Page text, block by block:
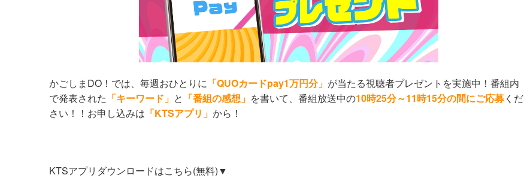
かごしまDO！では、毎週おひとりに 「QUOカードpay1万円分」 が当たる視聴者プレゼントを実施中！番組内
で発表された 「キーワード」 と 「番組の感想」 を書いて、番組放送中の10時25分～11時15分の間にご応募くだ
さい！！お申し込みは 「KTSアプリ」 から！
KTSアプリダウンロードはこちら(無料)▼